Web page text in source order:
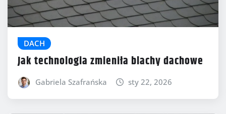
DACH
Jak technologia zmieniła blachy dachowe
Gabriela Szafrańska sty 22, 2026